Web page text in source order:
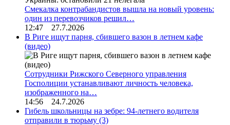
Смекалка контрабандистов вышла на новый уровень:
один из перевозчиков решил…
12:47 27.7.2026
В Риге ищут парня, сбившего вазон в летнем кафе
(видео)
Сотрудники Рижского Северного управления
Госполиции устанавливают личность человека,
изображенного на…
14:56 24.7.2026
Гибель школьницы на зебре: 94-летнего водителя
отправили в тюрьму (3)